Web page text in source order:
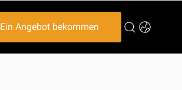
Ein Angebot bekommen